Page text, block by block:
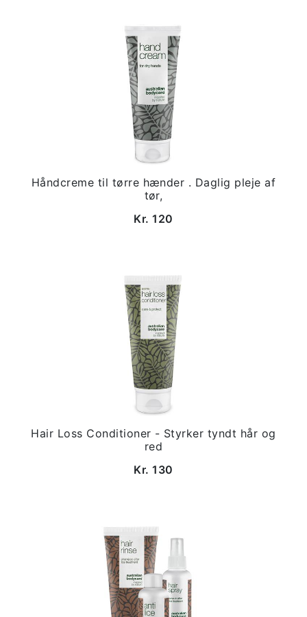
Håndcreme til tørre hænder . Daglig pleje af
tør,
Kr. 120
Hair Loss Conditioner - Styrker tyndt hår og
red
Kr. 130